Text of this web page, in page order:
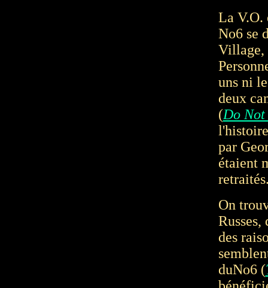
La V.O.
No6 se
Village,
uns ni
deux
(Do
par
étaient
On
Russes,
des
duNo6 (